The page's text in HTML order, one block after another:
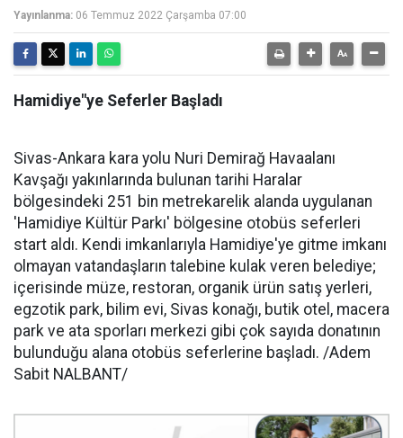
Yayınlanma: 06 Temmuz 2022 Çarşamba 07:00
Hamidiye"ye Seferler Başladı
Sivas-Ankara kara yolu Nuri Demirağ Havaalanı
Kavşağı yakınlarında bulunan tarihi Haralar
bölgesindeki 251 bin metrekarelik alanda uygulanan
'Hamidiye Kültür Parkı' bölgesine otobüs seferleri
start aldı. Kendi imkanlarıyla Hamidiye'ye gitme imkanı
olmayan vatandaşların talebine kulak veren belediye;
içerisinde müze, restoran, organik ürün satış yerleri,
egzotik park, bilim evi, Sivas konağı, butik otel, macera
park ve ata sporları merkezi gibi çok sayıda donatının
bulunduğu alana otobüs seferlerine başladı. /Adem
Sabit NALBANT/